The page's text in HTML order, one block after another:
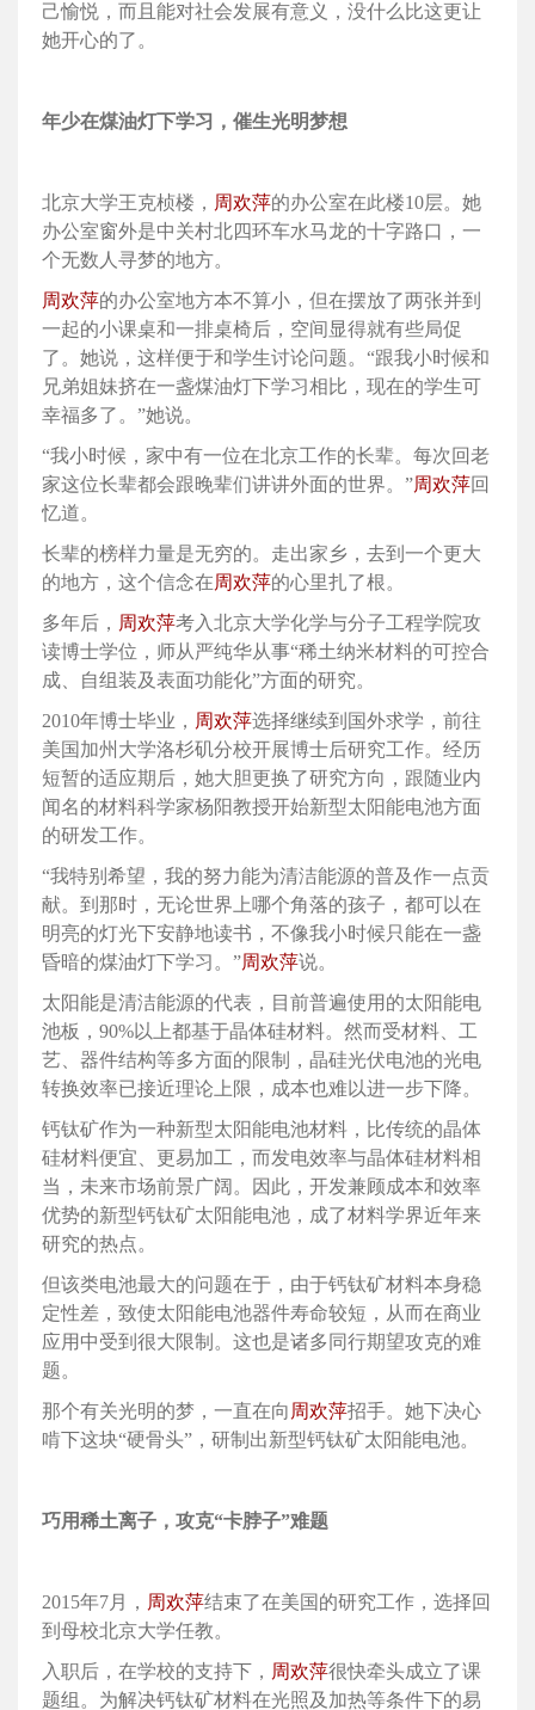
己愉悦，而且能对社会发展有意义，没什么比这更让
她开心的了。
年少在煤油灯下学习，催生光明梦想
北京大学王克桢楼， 周欢萍的办公室在此楼10层。她
办公室窗外是中关村北四环车水马龙的十字路口，一
个无数人寻梦的地方。
周欢萍的办公室地方本不算小，但在摆放了两张并到
一起的小课桌和一排桌椅后，空间显得就有些局促
了。她说，这样便于和学生讨论问题。“跟我小时候和
兄弟姐妹挤在一盏煤油灯下学习相比，现在的学生可
幸福多了。”她说。
“我小时候，家中有一位在北京工作的长辈。每次回老
家这位长辈都会跟晚辈们讲讲外面的世界。”周欢萍回
忆道。
长辈的榜样力量是无穷的。走出家乡，去到一个更大
的地方，这个信念在周欢萍的心里扎了根。
多年后， 周欢萍考入北京大学化学与分子工程学院攻
读博士学位，师从严纯华从事“稀土纳米材料的可控合
成、自组装及表面功能化”方面的研究。
2010年博士毕业， 周欢萍选择继续到国外求学，前往
美国加州大学洛杉矶分校开展博士后研究工作。经历
短暂的适应期后，她大胆更换了研究方向，跟随业内
闻名的材料科学家杨阳教授开始新型太阳能电池方面
的研发工作。
“我特别希望，我的努力能为清洁能源的普及作一点贡
献。到那时，无论世界上哪个角落的孩子，都可以在
明亮的灯光下安静地读书，不像我小时候只能在一盏
昏暗的煤油灯下学习。”周欢萍说。
太阳能是清洁能源的代表，目前普遍使用的太阳能电
池板，90%以上都基于晶体硅材料。然而受材料、工
艺、器件结构等多方面的限制，晶硅光伏电池的光电
转换效率已接近理论上限，成本也难以进一步下降。
钙钛矿作为一种新型太阳能电池材料，比传统的晶体
硅材料便宜、更易加工，而发电效率与晶体硅材料相
当，未来市场前景广阔。因此，开发兼顾成本和效率
优势的新型钙钛矿太阳能电池，成了材料学界近年来
研究的热点。
但该类电池最大的问题在于，由于钙钛矿材料本身稳
定性差，致使太阳能电池器件寿命较短，从而在商业
应用中受到很大限制。这也是诸多同行期望攻克的难
题。
那个有关光明的梦，一直在向 周欢萍招手。她下决心
啃下这块“硬骨头”，研制出新型钙钛矿太阳能电池。
巧用稀土离子，攻克“卡脖子”难题
2015年7月， 周欢萍结束了在美国的研究工作，选择回
到母校北京大学任教。
入职后，在学校的支持下， 周欢萍很快牵头成立了课
题组。为解决钙钛矿材料在光照及加热等条件下的易